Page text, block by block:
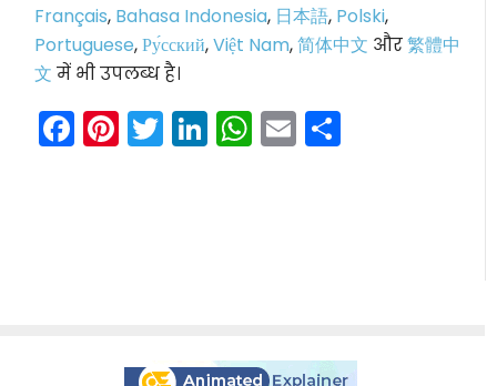
Français, Bahasa Indonesia, 日本語, Polski,
Portuguese,Ру́сский,Việt Nam,简体中文 और繁體中
文 में भी उपलब्ध है।
Facebook
Pinterest
Twitter
LinkedIn
WhatsApp
Email